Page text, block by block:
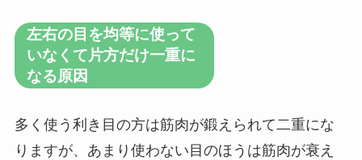
左右の目を均等に使って
いなくて片方だけ一重に
なる原因
多く使う利き目の方は筋肉が鍛えられて二重にな
りますが、あまり使わない目のほうは筋肉が衰え